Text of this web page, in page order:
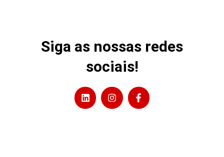
Siga as nossas redes
sociais!